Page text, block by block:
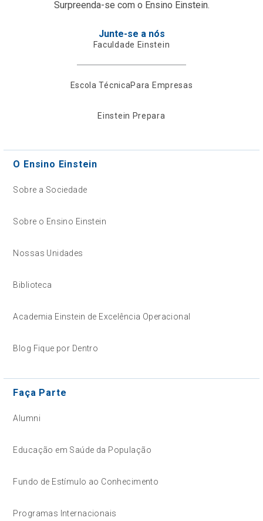
Surpreenda-se com o Ensino Einstein.
Junte-se a nós
Faculdade Einstein
Escola TécnicaPara Empresas
Einstein Prepara
O Ensino Einstein
Sobre a Sociedade
Sobre o Ensino Einstein
Nossas Unidades
Biblioteca
Academia Einstein de Excelência Operacional
Blog Fique por Dentro
Faça Parte
Alumni
Educação em Saúde da População
Fundo de Estímulo ao Conhecimento
Programas Internacionais